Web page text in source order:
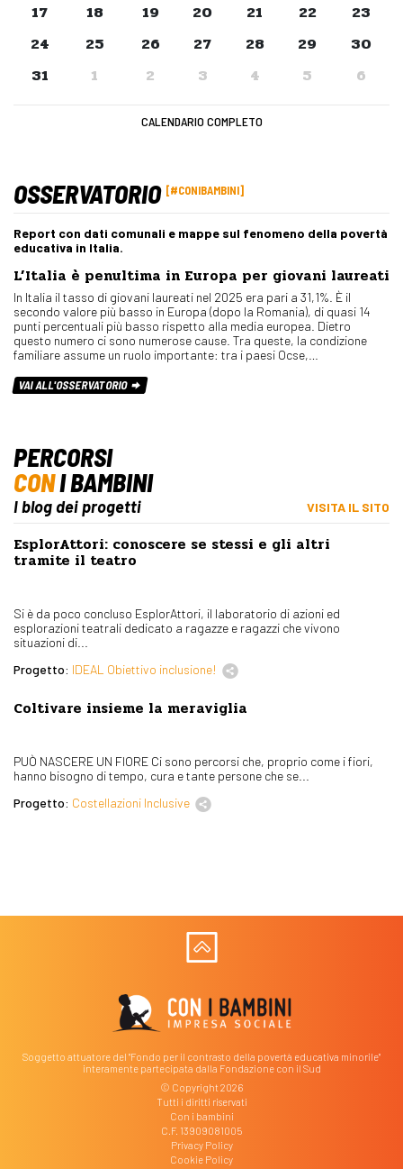
17
18 19 20 21 22
23
24
25 26 27 28 29
30
31
1 2 3 4 5 6
CALENDARIO COMPLETO
OSSERVATORIO #CONIBAMBINI
Report con dati comunali e mappe sul fenomeno della povertà
educativa in Italia.
L’Italia è penultima in Europa per giovani laureati
In Italia il tasso di giovani laureati nel 2025 era pari a 31,1%. È il
secondo valore più basso in Europa (dopo la Romania), di quasi 14
punti percentuali più basso rispetto alla media europea. Dietro
questo numero ci sono numerose cause. Tra queste, la condizione
familiare assume un ruolo importante: tra i paesi Ocse,…
VAI ALL'OSSERVATORIO
PERCORSI
CONI BAMBINI
I blog dei progetti VISITA IL SITO
EsplorAttori: conoscere se stessi e gli altri
tramite il teatro
Si è da poco concluso EsplorAttori, il laboratorio di azioni ed
esplorazioni teatrali dedicato a ragazze e ragazzi che vivono
situazioni di...
Progetto: IDEAL Obiettivo inclusione!
Coltivare insieme la meraviglia
PUÒ NASCERE UN FIORE Ci sono percorsi che, proprio come i fiori,
hanno bisogno di tempo, cura e tante persone che se...
Progetto: Costellazioni Inclusive
Soggetto attuatore del "Fondo per il contrasto della povertà educativa minorile"
interamente partecipata dalla Fondazione con il Sud
© Copyright 2026
Tutti i diritti riservati
Con i bambini
C.F. 13909081005
Privacy Policy
Cookie Policy